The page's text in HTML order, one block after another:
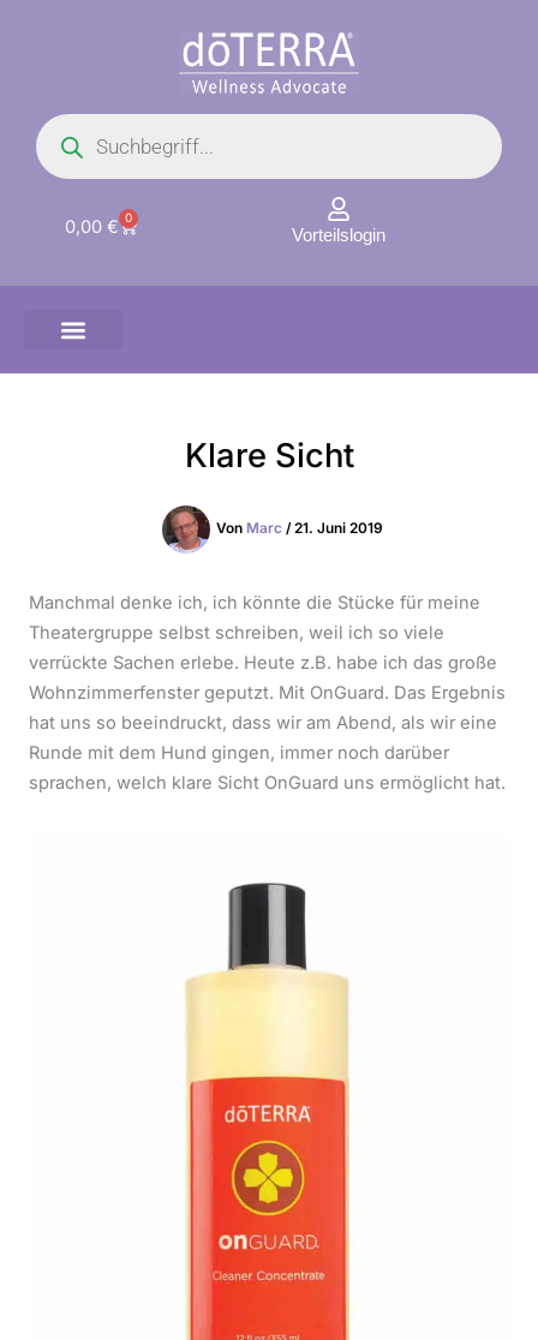
Products
search
0,00 € 0
Warenkorb Vorteilslogin
Klare Sicht
Von Marc /21. Juni 2019
Manchmal denke ich, ich könnte die Stücke für meine
Theatergruppe selbst schreiben, weil ich so viele
verrückte Sachen erlebe. Heute z.B. habe ich das große
Wohnzimmerfenster geputzt. Mit OnGuard. Das Ergebnis
hat uns so beeindruckt, dass wir am Abend, als wir eine
Runde mit dem Hund gingen, immer noch darüber
sprachen, welch klare Sicht OnGuard uns ermöglicht hat.